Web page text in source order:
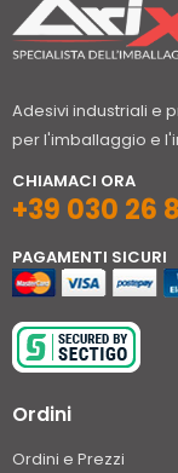
Adesivi industriali e
per l'imballaggio e
CHIAMACI ORA
+39 030 26
PAGAMENTI SICURI
Ordini
Ordini e Prezzi